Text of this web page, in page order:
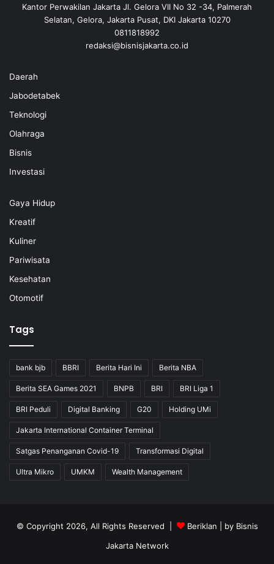
Kantor Perwakilan Jakarta Jl. Gelora VII No 32 -34, Palmerah
Selatan, Gelora, Jakarta Pusat, DKI Jakarta 10270
0811818992
redaksi@bisnisjakarta.co.id
Daerah
Jabodetabek
Teknologi
Olahraga
Bisnis
Investasi
Gaya Hidup
Kreatif
Kuliner
Pariwisata
Kesehatan
Otomotif
Tags
bank bjb BBRI Berita Hari Ini Berita NBA
Berita SEA Games 2021 BNPB BRI BRI Liga 1
BRI Peduli Digital Banking G20 Holding UMi
Jakarta International Container Terminal
Satgas Penanganan Covid-19 Transformasi Digital
Ultra Mikro UMKM Wealth Management
© Copyright 2026, All Rights Reserved | Beriklan | by Bisnis
Jakarta Network